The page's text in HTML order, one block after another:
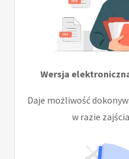
Wersja
Daje możliwość
w razie